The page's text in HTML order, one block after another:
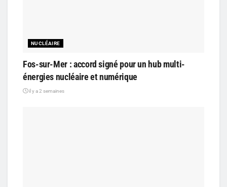
NUCLÉAIRE
Fos-sur-Mer : accord signé pour un hub multi-
énergies nucléaire et numérique
il y a 2 semaines